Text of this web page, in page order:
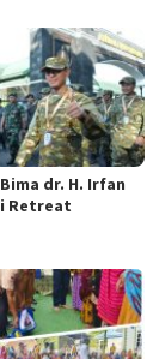
dr. H. Irfan
Retreat